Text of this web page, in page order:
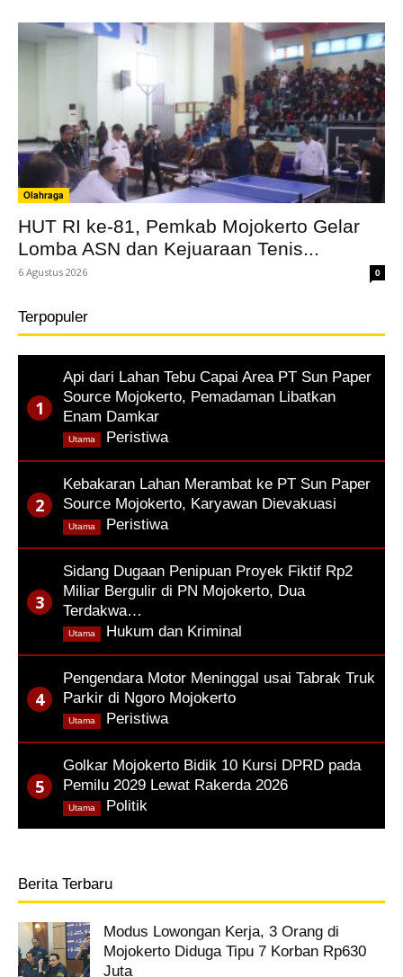
Olahraga
HUT RI ke-81, Pemkab Mojokerto Gelar
Lomba ASN dan Kejuaraan Tenis...
6 Agustus 2026 0
Terpopuler
Api dari Lahan Tebu Capai Area PT Sun Paper
Source Mojokerto, Pemadaman Libatkan
Enam Damkar
Peristiwa,
Utama
Kebakaran Lahan Merambat ke PT Sun Paper
Source Mojokerto, Karyawan Dievakuasi
Peristiwa,
Utama
Sidang Dugaan Penipuan Proyek Fiktif Rp2
Miliar Bergulir di PN Mojokerto, Dua
Terdakwa…
Hukum dan Kriminal
Utama
Pengendara Motor Meninggal usai Tabrak Truk
Parkir di Ngoro Mojokerto
Peristiwa,
Utama
Golkar Mojokerto Bidik 10 Kursi DPRD pada
Pemilu 2029 Lewat Rakerda 2026
Politik
Utama
Berita Terbaru
Modus Lowongan Kerja, 3 Orang di
Mojokerto Diduga Tipu 7 Korban Rp630
Juta